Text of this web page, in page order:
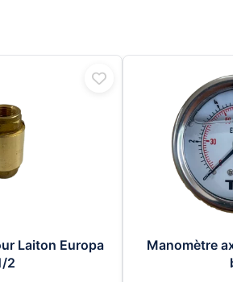
Laiton Europa
2
Manomètre